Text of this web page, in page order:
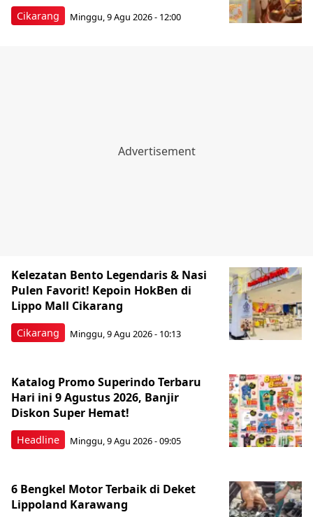
Cikarang Minggu, 9 Agu 2026 - 12:00
Cikarang
Kelezatan Bento Legendaris & Nasi
Pulen Favorit! Kepoin HokBen di
Lippo Mall Cikarang
Minggu, 9 Agu 2026 - 10:13
Headline
Katalog Promo Superindo Terbaru
Hari ini 9 Agustus 2026, Banjir
Diskon Super Hemat!
Minggu, 9 Agu 2026 - 09:05
6 Bengkel Motor Terbaik di Deket
Lippoland Karawang